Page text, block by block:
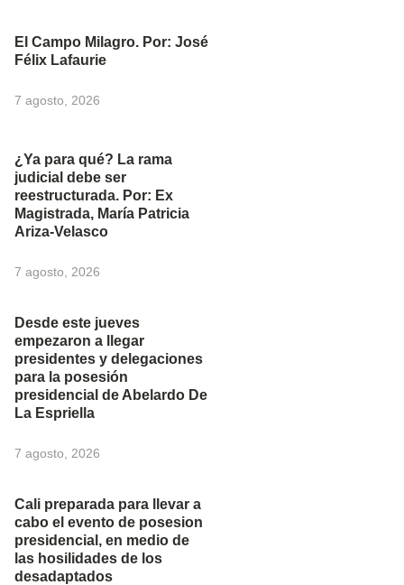
El Campo Milagro. Por: José
Félix Lafaurie
7 agosto, 2026
¿Ya para qué? La rama
judicial debe ser
reestructurada. Por: Ex
Magistrada, María Patricia
Ariza-Velasco
7 agosto, 2026
Desde este jueves
empezaron a llegar
presidentes y delegaciones
para la posesión
presidencial de Abelardo De
La Espriella
7 agosto, 2026
Cali preparada para llevar a
cabo el evento de posesion
presidencial, en medio de
las hosilidades de los
desadaptados